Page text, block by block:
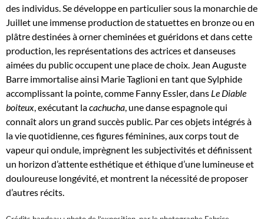
des individus. Se développe en particulier sous la monarchie de
Juillet une immense production de statuettes en bronze ou en
plâtre destinées à orner cheminées et guéridons et dans cette
production, les représentations des actrices et danseuses
aimées du public occupent une place de choix. Jean Auguste
Barre immortalise ainsi Marie Taglioni en tant que Sylphide
accomplissant la pointe, comme Fanny Essler, dans Le Diable
boiteux, exécutant lacachucha, une danse espagnole qui
connaît alors un grand succès public. Par ces objets intégrés à
la vie quotidienne, ces figures féminines, aux corps tout de
vapeur qui ondule, imprègnent les subjectivités et définissent
un horizon d’attente esthétique et éthique d’une lumineuse et
douloureuse longévité, et montrent la nécessité de proposer
d’autres récits.